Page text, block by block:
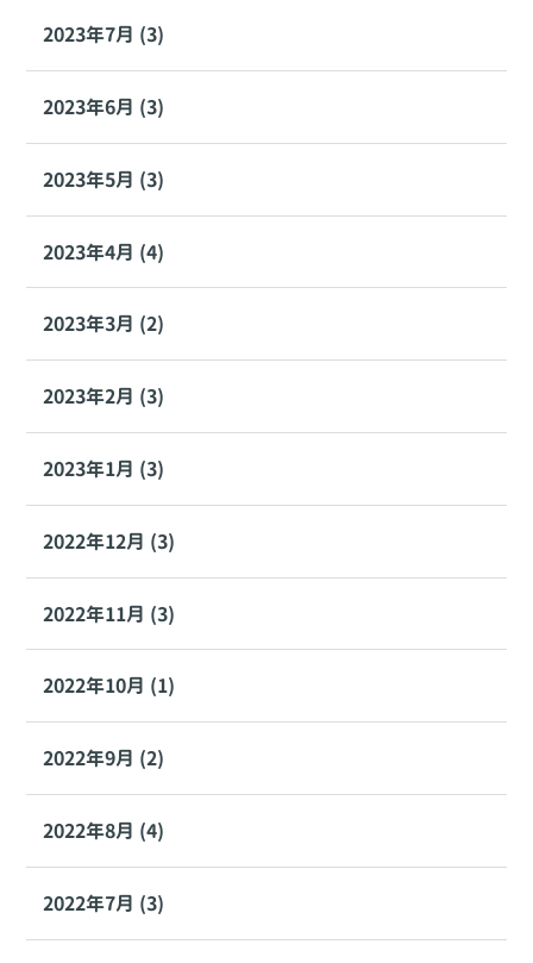
2023年7月 (3)
2023年6月 (3)
2023年5月 (3)
2023年4月 (4)
2023年3月 (2)
2023年2月 (3)
2023年1月 (3)
2022年12月 (3)
2022年11月 (3)
2022年10月 (1)
2022年9月 (2)
2022年8月 (4)
2022年7月 (3)